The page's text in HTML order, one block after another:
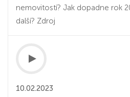
nemovitostí? Jak dopadne rok
další? Zdroj
10.02.2023